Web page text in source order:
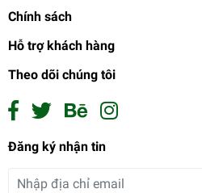
Chính sách
Hỗ trợ khách hàng
Theo dõi chúng tôi
Đăng ký nhận tin59.000₫